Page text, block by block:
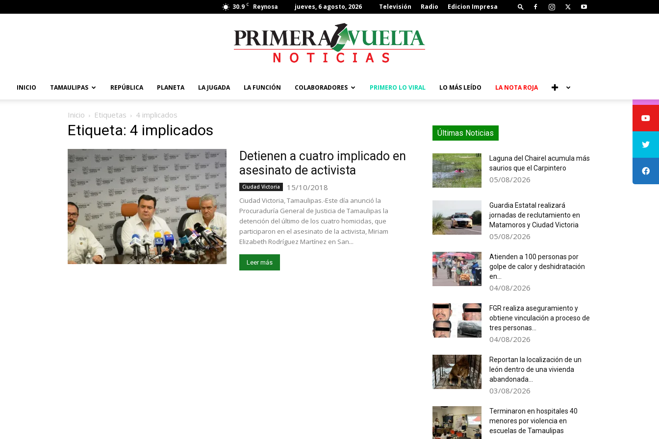
30.9 C Reynosa jueves, 6 agosto, 2026 Televisión Radio Edicion Impresa
INICIO TAMAULIPAS REPÚBLICA PLANETA LA JUGADA LA FUNCIÓN COLABORADORES PRIMERO LO VIRAL LO MÁS LEÍDO LA NOTA ROJA
Inicio Etiquetas 4 implicados
Etiqueta: 4 implicados
Detienen a cuatro implicado en
asesinato de activista
Ciudad Victoria 15/10/2018
Ciudad Victoria, Tamaulipas.-Este día anunció la
Procuraduría General de Justicia de Tamaulipas la
detención del último de los cuatro homicidas, que
participaron en el asesinato de la activista, Miriam
Elizabeth Rodríguez Martínez en San...
Leer más
Últimas Noticias
Laguna del Chairel acumula más
saurios que el Carpintero
05/08/2026
Guardia Estatal realizará
jornadas de reclutamiento en
Matamoros y Ciudad Victoria
05/08/2026
Atienden a 100 personas por
golpe de calor y deshidratación
en...
04/08/2026
FGR realiza aseguramiento y
obtiene vinculación a proceso de
tres personas...
04/08/2026
Reportan la localización de un
león dentro de una vivienda
abandonada...
03/08/2026
Terminaron en hospitales 40
menores por violencia en
escuelas de Tamaulipas